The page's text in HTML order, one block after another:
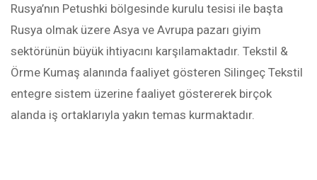
Rusya’nın Petushki bölgesinde kurulu tesisi ile başta
Rusya olmak üzere Asya ve Avrupa pazarı giyim
sektörünün büyük ihtiyacını karşılamaktadır. Tekstil &
Örme Kumaş alanında faaliyet gösteren Silingeç Tekstil
entegre sistem üzerine faaliyet göstererek birçok
alanda iş ortaklarıyla yakın temas kurmaktadır.